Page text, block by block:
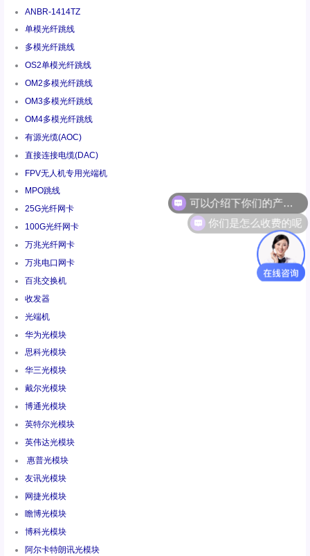
ANBR-1414TZ
单模光纤跳线
多模光纤跳线
OS2单模光纤跳线
OM2多模光纤跳线
OM3多模光纤跳线
OM4多模光纤跳线
有源光缆(AOC)
直接连接电缆(DAC)
FPV无人机专用光端机
MPO跳线
25G光纤网卡
100G光纤网卡
万兆光纤网卡
万兆电口网卡
百兆交换机
收发器
光端机
华为光模块
思科光模块
华三光模块
戴尔光模块
博通光模块
英特尔光模块
英伟达光模块
惠普光模块
友讯光模块
网捷光模块
瞻博光模块
博科光模块
阿尔卡特朗讯光模块
你们是怎么收费的呢